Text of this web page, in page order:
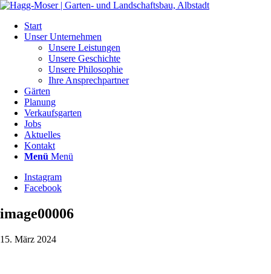
Start
Unser Unternehmen
Unsere Leistungen
Unsere Geschichte
Unsere Philosophie
Ihre Ansprechpartner
Gärten
Planung
Verkaufsgarten
Jobs
Aktuelles
Kontakt
Menü Menü
Instagram
Facebook
image00006
15. März 2024